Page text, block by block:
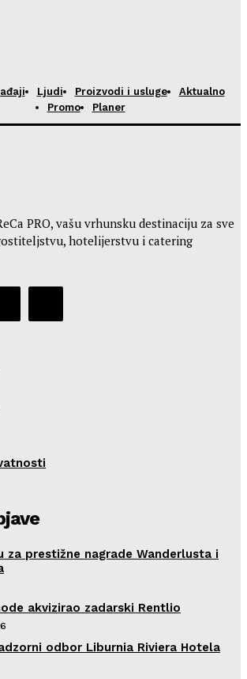
Ljudi Proizvodi i usluge
Aktualno
Promo
Planer
PRO, vašu vrhunsku destinaciju za sve
hotelijerstvu i catering
za prestižne nagrade Wanderlusta i
akvizirao zadarski Rentlio
odbor Liburnia Riviera Hotela